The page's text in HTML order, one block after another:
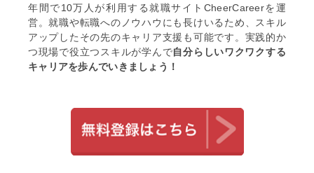
年間で10万人が利用する就職サイトCheerCareerを運
営。就職や転職へのノウハウにも長けいるため、スキル
アップしたその先のキャリア支援も可能です。実践的か
つ現場で役立つスキルが学んで自分らしいワクワクする
キャリアを歩んでいきましょう！